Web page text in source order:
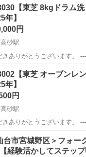
【東芝 8kgドラム
年】
円
砂駅
うございます。 ------------------------------
----------------------------- 【商品詳細】 商品名：東
陸前高砂駅 生活家電
【東芝 オーブンレ
年】
円
砂駅
うございます。 ------------------------------
----------------------------- 【商品詳細】 商
前高砂駅 キッチン家電
台市宮城野区＞フォー
経験活かしてステッ